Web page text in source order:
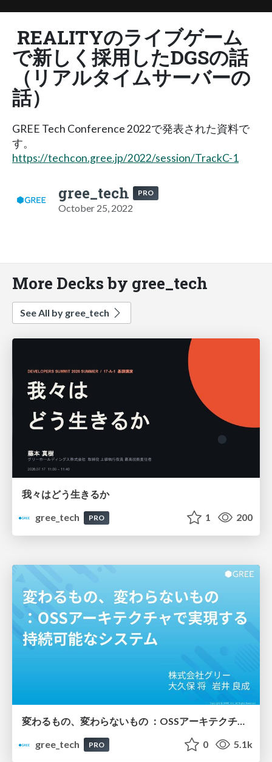
REALITYのライブゲーム
で新しく採用したDGSの話
（リアルタイムサーバーの
話）
GREE Tech Conference 2022で発表された資料で
す。
https://techcon.gree.jp/2022/session/TrackC-1
gree_tech PRO
October 25, 2022
More Decks by gree_tech
See All by gree_tech
我々はどう生きるか
gree_tech
PRO 1 200
gree_tech
PRO 0 5.1k